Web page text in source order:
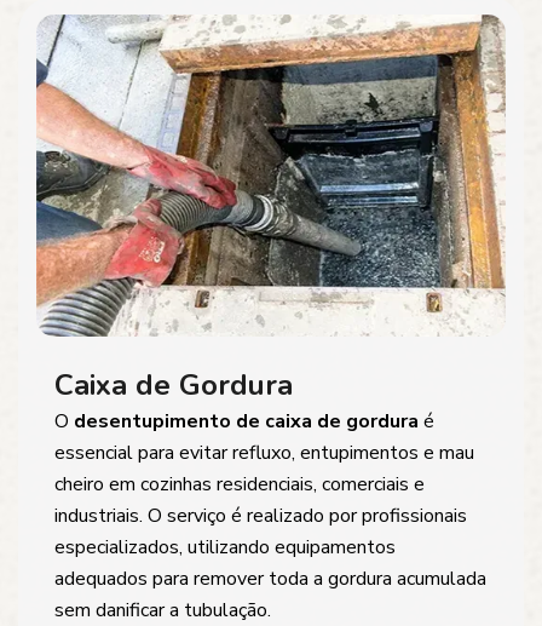
Caixa de Gordura
O desentupimento de caixa de gordura é
essencial para evitar refluxo, entupimentos e mau
cheiro em cozinhas residenciais, comerciais e
industriais. O serviço é realizado por profissionais
especializados, utilizando equipamentos
adequados para remover toda a gordura acumulada
sem danificar a tubulação.